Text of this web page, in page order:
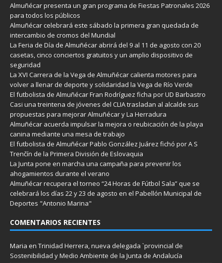
Almuñécar presenta un gran programa de Fiestas Patronales 2026
para todos los públicos
Almuñécar celebrará este sábado la primera gran quedada de
intercambio de cromos del Mundial
La Feria de Día de Almuñécar abrirá del 9 al 11 de agosto con 20
casetas, cinco conciertos gratuitos y un amplio dispositivo de
seguridad
La XVI Carrera de la Vega de Almuñécar calienta motores para
volver a llenar de deporte y solidaridad la Vega de Río Verde
El futbolista de Almuñécar Fran Rodríguez ficha por UD Barbastro
Casi una treintena de jóvenes del CLIA trasladan al alcalde sus
propuestas para mejorar Almuñécar y La Herradura
Almuñécar acuerda impulsar la mejora o reubicación de la playa
canina mediante una mesa de trabajo
El futbolista de Almuñécar Pablo González Juárez fichó por A S
Trenčín de la Primera División de Eslovaquia
La Junta pone en marcha una campaña para prevenir los
ahogamientos durante el verano
Almuñécar recupera el torneo “24 Horas de Fútbol Sala” que se
celebrará los días 22 y 23 de agosto en el Pabellón Municipal de
Deportes "Antonio Marina"
COMENTARIOS RECIENTES
Maria en Trinidad Herrera, nueva delegada `provincial de
Sostenibilidad y Medio Ambiente de la Junta de Andalucía